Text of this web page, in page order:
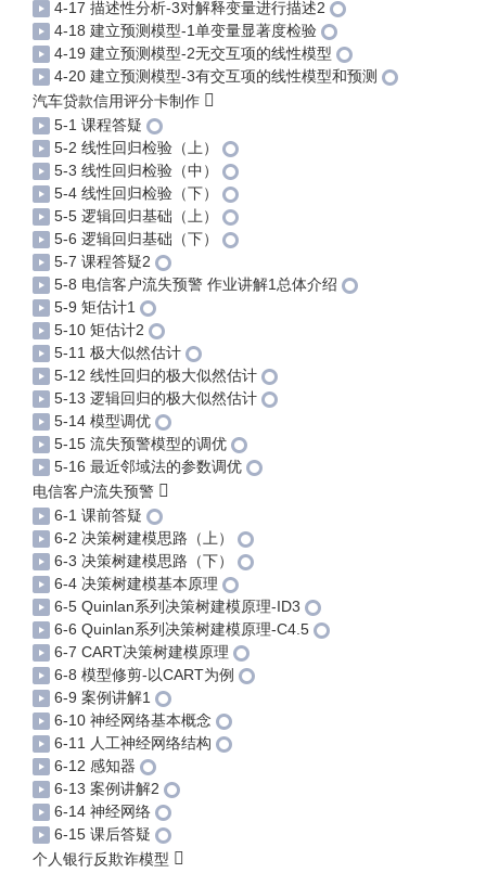
4-17 描述性分析-3对解释变量进行描述2
4-18 建立预测模型-1单变量显著度检验
4-19 建立预测模型-2无交互项的线性模型
4-20 建立预测模型-3有交互项的线性模型和预测
汽车贷款信用评分卡制作
5-1 课程答疑
5-2 线性回归检验（上）
5-3 线性回归检验（中）
5-4 线性回归检验（下）
5-5 逻辑回归基础（上）
5-6 逻辑回归基础（下）
5-7 课程答疑2
5-8 电信客户流失预警 作业讲解1总体介绍
5-9 矩估计1
5-10 矩估计2
5-11 极大似然估计
5-12 线性回归的极大似然估计
5-13 逻辑回归的极大似然估计
5-14 模型调优
5-15 流失预警模型的调优
5-16 最近邻域法的参数调优
电信客户流失预警
6-1 课前答疑
6-2 决策树建模思路（上）
6-3 决策树建模思路（下）
6-4 决策树建模基本原理
6-5 Quinlan系列决策树建模原理-ID3
6-6 Quinlan系列决策树建模原理-C4.5
6-7 CART决策树建模原理
6-8 模型修剪-以CART为例
6-9 案例讲解1
6-10 神经网络基本概念
6-11 人工神经网络结构
6-12 感知器
6-13 案例讲解2
6-14 神经网络
6-15 课后答疑
个人银行反欺诈模型